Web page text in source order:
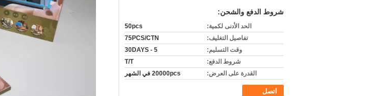
شروط الدفع والشحن:
الحد الأدنى لكمية:
50pcs
تفاصيل التغليف:
75PCS/CTN
وقت التسليم:
5 - 30DAYS
شروط الدفع:
T/T
القدرة على العرض:
20000pcs في الشهر
اتصل